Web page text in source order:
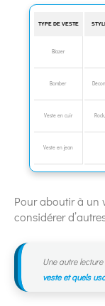
TYPE DE VESTE
Blazer
Bomber
Veste en cuir
Veste en jean
Pour aboutir à un
considérer
Une autre
veste et quels